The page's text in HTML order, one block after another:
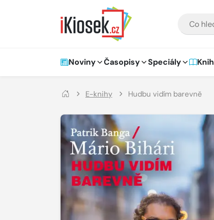
Hlavní navigace
Noviny Časopisy Speciály
E-knihy Hudbu vidím barevně